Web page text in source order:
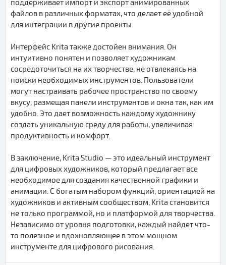
поддерживает импорт и экспорт анимированных
файлов в различных форматах, что делает её удобной
для интеграции в другие проекты.
Интерфейс Krita также достойен внимания. Он
интуитивно понятен и позволяет художникам
сосредоточиться на их творчестве, не отвлекаясь на
поиски необходимых инструментов. Пользователи
могут настраивать рабочее пространство по своему
вкусу, размещая панели инструментов и окна так, как им
удобно. Это дает возможность каждому художнику
создать уникальную среду для работы, увеличивая
продуктивность и комфорт.
В заключение, Krita Studio — это идеальный инструмент
для цифровых художников, который предлагает все
необходимое для создания качественной графики и
анимации. С богатым набором функций, ориентацией на
художников и активным сообществом, Krita становится
не только программой, но и платформой для творчества.
Независимо от уровня подготовки, каждый найдет что-
то полезное и вдохновляющее в этом мощном
инструменте для цифрового рисования.